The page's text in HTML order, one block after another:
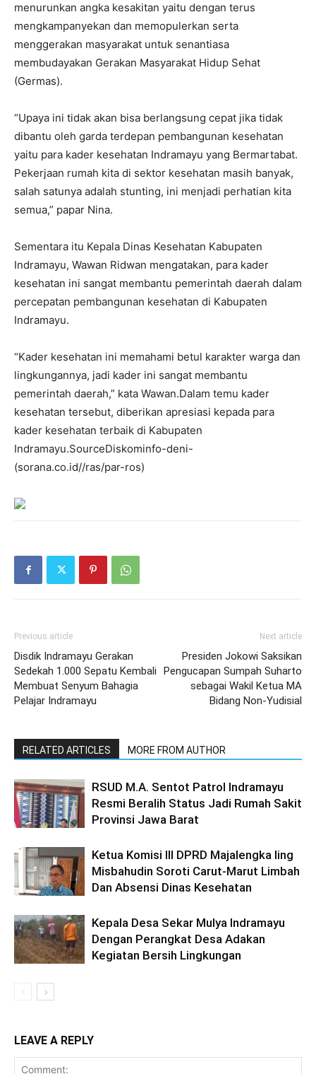
menurunkan angka kesakitan yaitu dengan terus
mengkampanyekan dan memopulerkan serta
menggerakan masyarakat untuk senantiasa
membudayakan Gerakan Masyarakat Hidup Sehat
(Germas).
“Upaya ini tidak akan bisa berlangsung cepat jika tidak
dibantu oleh garda terdepan pembangunan kesehatan
yaitu para kader kesehatan Indramayu yang Bermartabat.
Pekerjaan rumah kita di sektor kesehatan masih banyak,
salah satunya adalah stunting, ini menjadi perhatian kita
semua,” papar Nina.
Sementara itu Kepala Dinas Kesehatan Kabupaten
Indramayu, Wawan Ridwan mengatakan, para kader
kesehatan ini sangat membantu pemerintah daerah dalam
percepatan pembangunan kesehatan di Kabupaten
Indramayu.
“Kader kesehatan ini memahami betul karakter warga dan
lingkungannya, jadi kader ini sangat membantu
pemerintah daerah,” kata Wawan.Dalam temu kader
kesehatan tersebut, diberikan apresiasi kepada para
kader kesehatan terbaik di Kabupaten
Indramayu.SourceDiskominfo-deni-
(sorana.co.id//ras/par-ros)
Previous article
Disdik Indramayu Gerakan
Sedekah 1.000 Sepatu Kembali
Membuat Senyum Bahagia
Pelajar Indramayu
Next article
Presiden Jokowi Saksikan
Pengucapan Sumpah Suharto
sebagai Wakil Ketua MA
Bidang Non-Yudisial
RELATED ARTICLES MORE FROM AUTHOR
RSUD M.A. Sentot Patrol Indramayu
Resmi Beralih Status Jadi Rumah Sakit
Provinsi Jawa Barat
Ketua Komisi III DPRD Majalengka Iing
Misbahudin Soroti Carut-Marut Limbah
Dan Absensi Dinas Kesehatan
Kepala Desa Sekar Mulya Indramayu
Dengan Perangkat Desa Adakan
Kegiatan Bersih Lingkungan
LEAVE A REPLY